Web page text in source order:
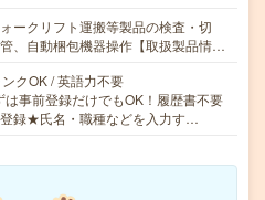
ークリフト運搬等製品の検査・切
、自動梱包機器操作【取扱製品情…
クOK / 英語力不要
事前登録だけでもOK！履歴書不要
録★氏名・職種などを入力す…